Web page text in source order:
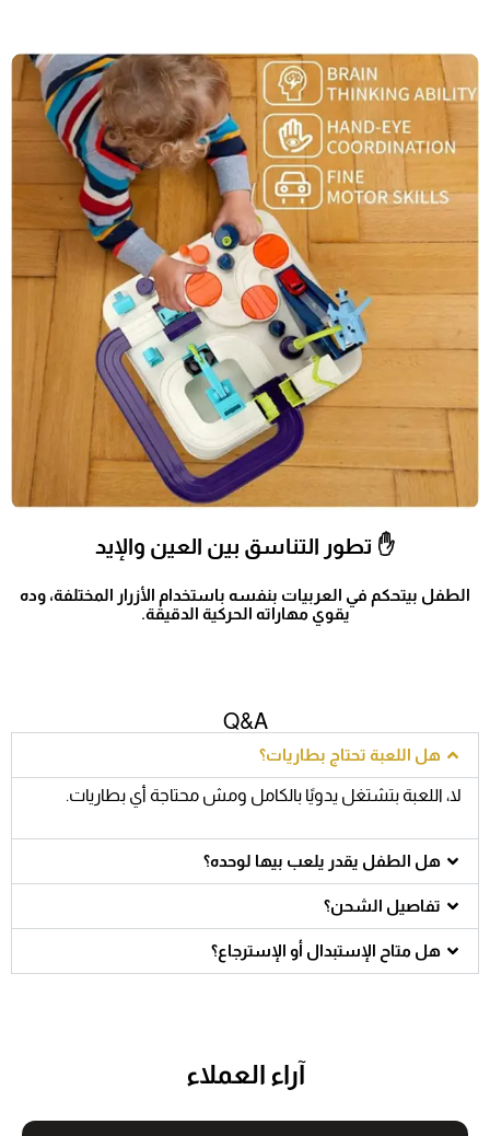
✋ تطور التناسق بين العين والإيد
الطفل بيتحكم في العربيات بنفسه باستخدام الأزرار المختلفة، وده
يقوي مهاراته الحركية الدقيقة.
Q&A
هل اللعبة تحتاج بطاريات؟
لا، اللعبة بتشتغل يدويًا بالكامل ومش محتاجة أي بطاريات.
هل الطفل يقدر يلعب بيها لوحده؟
تفاصيل الشحن؟
هل متاح الإستبدال أو الإسترجاع؟
آراء العملاء